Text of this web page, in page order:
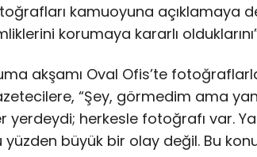
kamuoyuna açıklamaya
korumaya kararlı
akşamı Oval Ofis’te
“Şey, görmedim ama
yerdeydi; herkesle fotoğrafı var.
yüzden büyük bir olay değil. Bu